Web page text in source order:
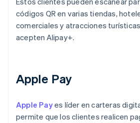
códigos QR en varias tiendas,
comerciales y atracciones
acepten Alipay+.
Apple Pay
Apple Payes líder en carteras
permite que los clientes realicen